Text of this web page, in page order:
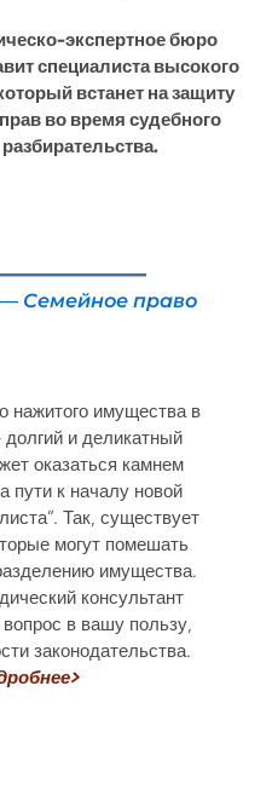
экспертное бюро
специалиста высокого
встанет на защиту
во время судебного
разбирательства.
— Семейное право
нажитого имущества в
и деликатный
оказаться камнем
пути к началу новой
Так, существует
могут помешать
имущества.
консультант
в вашу пользу,
законодательства.